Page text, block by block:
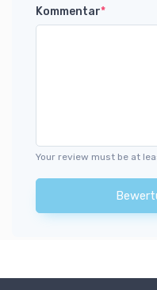
Kommentar*
Your review must be at